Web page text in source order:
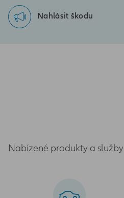
Nahlásit škodu
Nabízené produkty a služby